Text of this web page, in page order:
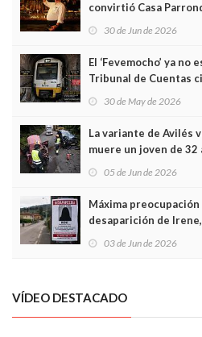
convirtió Casa
Asturias en Madrid
30 de Jun de 2026
El ‘Fevemocho’ ya no
Tribunal de Cuentas
sobrecoste de los
30 de May de 2026
La variante de Avilés
muere un joven de
frontal
05 de Jun de 2026
Máxima
desaparición de
03 de Jun de 2026
VÍDEO DESTACADO